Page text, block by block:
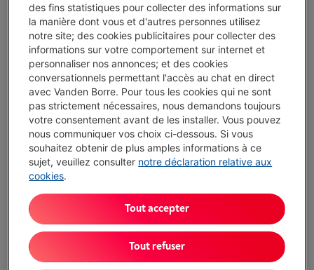
ASUS ROG STRIX SCAR 18 (G835LX-SA008W)
RTX 5090 | INTEL CORE ULTRA 9 | 64 GO DDR5
Écran: 18 pouces, 2560 x 1600 pixels (WQXGA),
Mini-LED
Taux de rafraîchissement: 240 Hz
Stockage: 2 To SSD
Disponible-Voir le stock
€ 4.999,00
J'achète
Comparer
MSI VECTOR (16HX AI A2XWIG-210) RTX 5080 |
CORE ULTRA 9 | 16 GO DDR5
Écran: 16 pouces, 2560 x 1600 pixels (WQXGA),
des fins statistiques pour collecter des informations sur
la manière dont vous et d'autres personnes utilisez
notre site; des cookies publicitaires pour collecter des
informations sur votre comportement sur internet et
personnaliser nos annonces; et des cookies
conversationnels permettant l'accès au chat en direct
avec Vanden Borre. Pour tous les cookies qui ne sont
pas strictement nécessaires, nous demandons toujours
votre consentement avant de les installer. Vous pouvez
nous communiquer vos choix ci-dessous. Si vous
souhaitez obtenir de plus amples informations à ce
sujet, veuillez consulter notre déclaration relative aux
cookies.
Tout refuser
Tout accepter